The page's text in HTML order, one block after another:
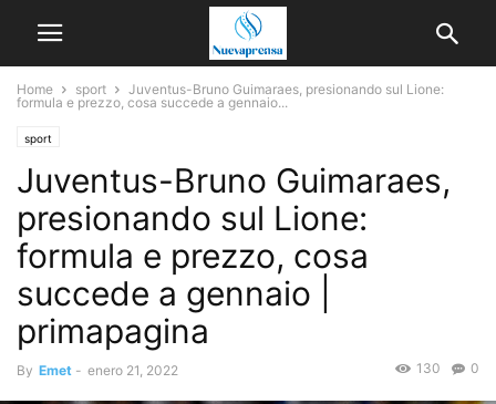
Home sport
Juventus-Bruno Guimaraes, presionando sul Lione:
formula e prezzo, cosa succede a gennaio...
sport
Juventus-Bruno Guimaraes,
presionando sul Lione:
formula e prezzo, cosa
succede a gennaio |
primapagina
By Emet - enero 21, 2022 0
130